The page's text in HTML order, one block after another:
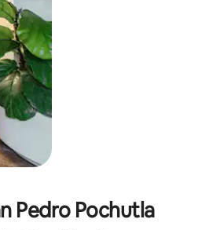
Pedro Pochutla